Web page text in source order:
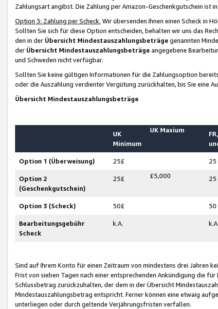
Zahlungsart angibst. Die Zahlung per Amazon-Geschenkgutschein ist
Option 3: Zahlung per Scheck. Wir übersenden Ihnen einen Scheck in
Sollten Sie sich für diese Option entscheiden, behalten wir uns das
den in der Übersicht Mindestauszahlungsbeträge genannten
der Übersicht Mindestauszahlungsbeträge angegebene
und Schweden nicht verfügbar.
Sollten Sie keine gültigen Informationen für die Zahlungsoption
oder die Auszahlung verdienter Vergütung zurückhalten, bis Sie
Übersicht Mindestauszahlungsbeträge
UK
Minimum
UK Maxium
Option 1 (Überweisung) 25£ 25
Option 2
(Geschenkgutschein)
25£ £5,000 25
Option 3 (Scheck) 50£ 50
Bearbeitungsgebühr
Scheck
k.A.
Sind auf Ihrem Konto für einen Zeitraum von mindestens drei Jahren
Frist von sieben Tagen nach einer entsprechenden Ankündigung die
Schlussbetrag zurückzuhalten, der dem in der Übersicht
Mindestauszahlungsbetrag entspricht. Ferner können eine etwaig
unterliegen oder durch geltende Verjährungsfristen verfallen.